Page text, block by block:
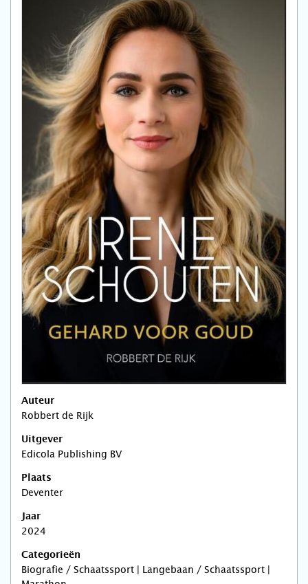
Auteur
Robbert de Rijk
Uitgever
Edicola Publishing BV
Plaats
Deventer
Jaar
2024
Categorieën
Biografie / Schaatssport | Langebaan / Schaatssport |